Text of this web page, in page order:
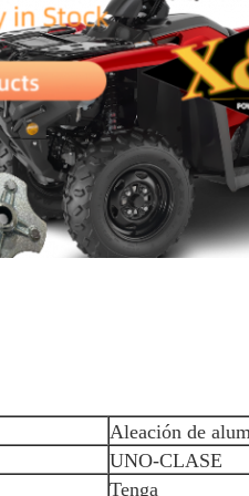
Aleación de
UNO-CLASE
Tenga